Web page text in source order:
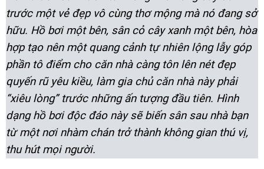
trước một vẻ đẹp vô cùng thơ mộng mà nó đang sở
hữu. Hồ bơi một bên, sân cỏ cây xanh một bên, hòa
hợp tạo nên một quang cảnh tự nhiên lộng lẫy góp
phần tô điểm cho căn nhà càng tôn lên nét đẹp
quyến rũ yêu kiều, làm gia chủ căn nhà này phải
“xiêu lòng” trước những ấn tượng đầu tiên. Hình
dạng hồ bơi độc đáo này sẽ biến sân sau nhà bạn
từ một nơi nhàm chán trở thành không gian thú vị,
thu hút mọi người.